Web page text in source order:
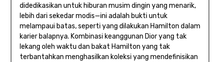
didedikasikan untuk hiburan musim dingin yang menarik,
lebih dari sekedar modis—ini adalah bukti untuk
melampaui batas, seperti yang dilakukan Hamilton dalam
karier balapnya. Kombinasi keanggunan Dior yang tak
lekang oleh waktu dan bakat Hamilton yang tak
terbantahkan menghasilkan koleksi yang mendefinisikan